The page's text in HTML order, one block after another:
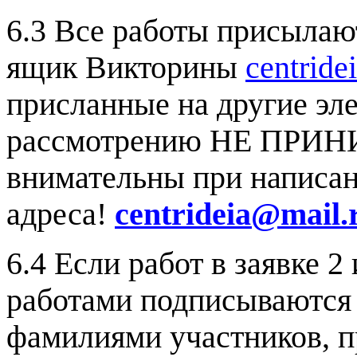
6.3 Все работы
ящик Викторины
присланные на другие
рассмотрению НЕ
внимательны при
адреса! centrideia@mail.
6.4 Если работ в заявке
работами
фамилиями участников,